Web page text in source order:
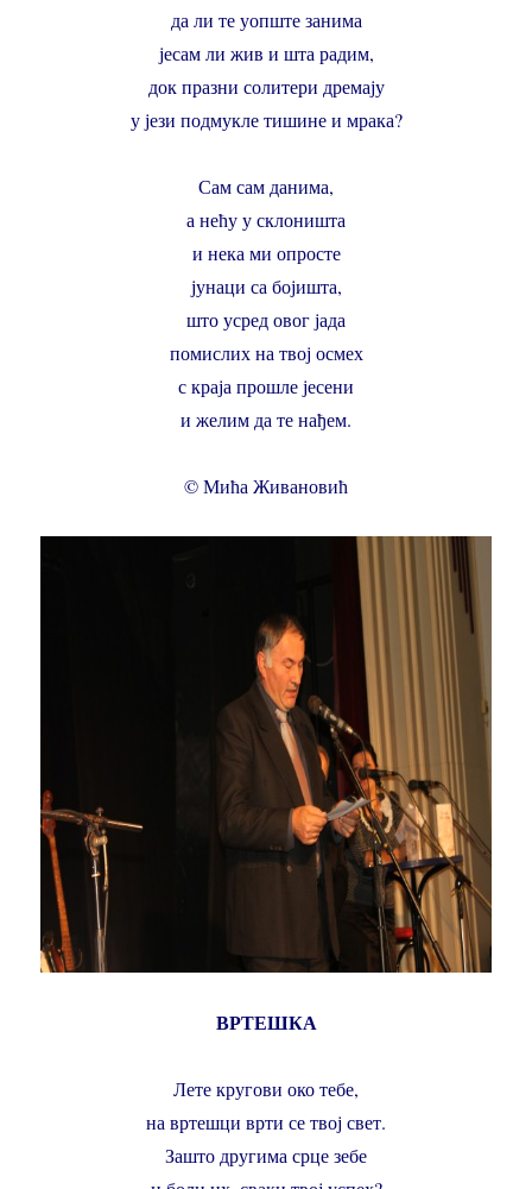
да ли те уопште занима
јесам ли жив и шта радим,
док празни солитери дремају
у јези подмукле тишине и мрака?
Сам сам данима,
а нећу у склоништа
и нека ми опросте
јунаци са бојишта,
што усред овог јада
помислих на твој осмех
с краја прошле јесени
и желим да те нађем.
© Мића Живановић
ВРТЕШКА
Лете кругови око тебе,
на вртешци врти се твој свет.
Зашто другима срце зебе